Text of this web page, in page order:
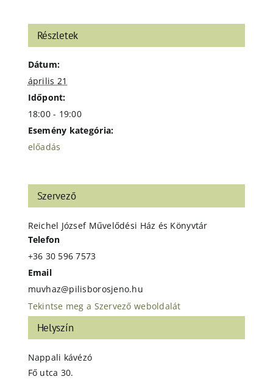
Részletek
Dátum:
április 21
Időpont:
18:00 - 19:00
Esemény kategória:
előadás
Helyszín
Nappali kávézó
Fő utca 30.
Szervező
Reichel József Művelődési Ház és Könyvtár
Telefon
+36 30 596 7573
Email
muvhaz@pilisborosjeno.hu
Tekintse meg a Szervező weboldalát